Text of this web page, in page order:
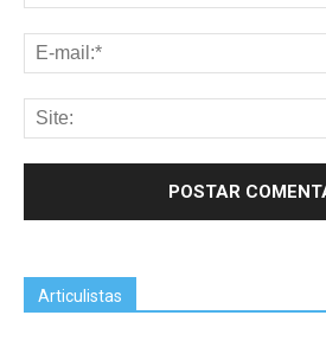
Articulistas